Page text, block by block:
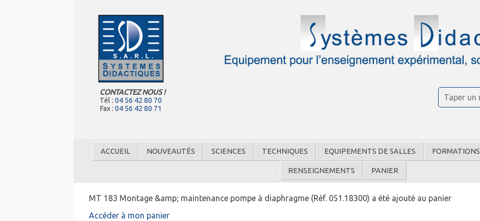
CONTACTEZ NOUS !
Tél : 04 56 42 80 70
Fax : 04 56 42 80 71
ACCUEIL NOUVEAUTÉS SCIENCES TECHNIQUES EQUIPEMENTS DE SALLES FORMATIONS
RENSEIGNEMENTS PANIER
MT 183 Montage &amp; maintenance pompe à diaphragme (Réf. 051.18300) a été ajouté au panier
Accéder à mon panier